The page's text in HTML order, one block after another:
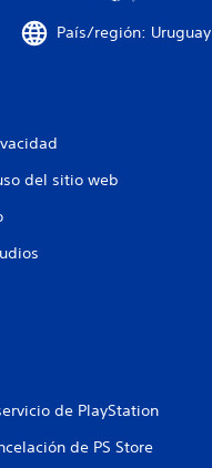
País/región: Uruguay
del sitio web
de PlayStation
de PS Store